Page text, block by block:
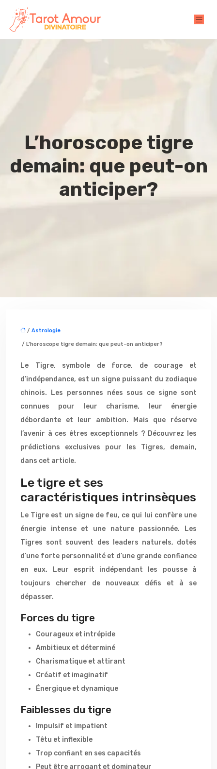
L’horoscope tigre
demain: que peut-on
anticiper?
/ Astrologie
/ L’horoscope tigre demain: que peut-on anticiper?
Le Tigre, symbole de force, de courage et
d’indépendance, est un signe puissant du zodiaque
chinois. Les personnes nées sous ce signe sont
connues pour leur charisme, leur énergie
débordante et leur ambition. Mais que réserve
l’avenir à ces êtres exceptionnels ? Découvrez les
prédictions exclusives pour les Tigres, demain,
dans cet article.
Le tigre et ses
caractéristiques intrinsèques
Le Tigre est un signe de feu, ce qui lui confère une
énergie intense et une nature passionnée. Les
Tigres sont souvent des leaders naturels, dotés
d’une forte personnalité et d’une grande confiance
en eux. Leur esprit indépendant les pousse à
toujours chercher de nouveaux défis et à se
dépasser.
Forces du tigre
Courageux et intrépide
Ambitieux et déterminé
Charismatique et attirant
Créatif et imaginatif
Énergique et dynamique
Faiblesses du tigre
Impulsif et impatient
Têtu et inflexible
Trop confiant en ses capacités
Peut être arrogant et dominateur